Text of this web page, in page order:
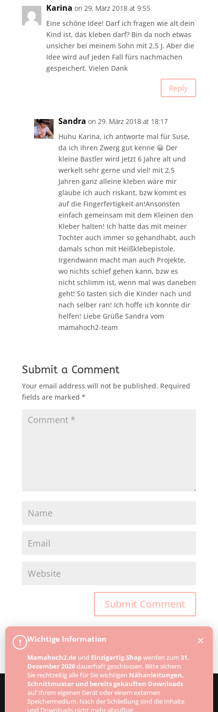
Karina on 29. März 2018 at 9:55
Eine schöne Idee! Darf ich fragen wie alt dein
Kind ist, das kleben darf? Bin da noch etwas
unsicher bei meinem Sohn mit 2,5 J. Aber die
Idee wird auf jeden Fall fürs nachmachen
gespeichert. Vielen Dank
Reply
Sandra on 29. März 2018 at 18:17
Huhu Karina, ich antworte mal für Suse,
da ich ihren Zwerg gut kenne 😀 Der
kleine Bastler wird jetzt 6 Jahre alt und
werkelt sehr gerne und viel! mit 2,5
Jahren ganz alleine kleben wäre mir
glaube ich auch riskant, bzw kommt es
auf die Fingerfertigkeit an!Ansonsten
einfach gemeinsam mit dem Kleinen den
Kleber halten! Ich hatte das mit meiner
Tochter auch immer so gehandhabt, auch
damals schon mit Heißklebepistole.
Irgendwann macht man auch Projekte,
wo nichts schief gehen kann, bzw es
nicht schlimm ist, wenn mal was daneben
geht! So tasten sich die Kinder nach und
nach selber ran! Ich hoffe ich konnte dir
helfen! Liebe Grüße Sandra vom
mamahoch2-team
Submit a Comment
Your email address will not be published. Required
fields are marked *
Designed byElegant Themes| Powered by
! Wichtige Information
Mamahoch2.de und Einzigartig.Shopwerden zum 31.
Dezember 2026dauerhaft geschlossen. Bitte sichern
Sie rechtzeitig alle für Sie wichtigen Nähanleitungen,
Schnittmuster und bereits gekauften Downloads
auf Ihrem eigenen Gerät oder einem externen
Speichermedium. Nach der Schließung sind die Inhalte
und Downloads nicht mehr abrufbar.
×